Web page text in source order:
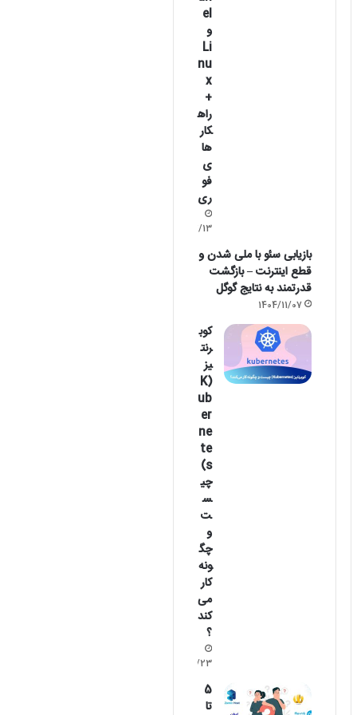
el
و
Li
nu
x
+
راه
کار
ها
ی
فو
ری
1405/02/13
بازیابی سئو با ملی شدن و
قطع اینترنت – بازگشت
قدرتمند به نتایج گوگل
1404/11/07
کوب
رنت
یز
(K
ub
er
ne
te
s)
چی
س
ت
و
چگ
ونه
کار
می‌
کند
؟
1404/06/23
5
تا